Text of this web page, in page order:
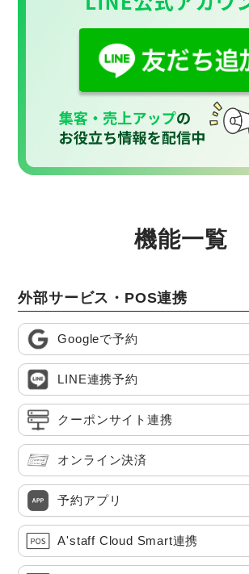
機能一覧
外部サービス・POS連携
Googleで予約
LINE連携予約
クーポンサイト連携
オンライン決済
予約アプリ
A'staff Cloud Smart連携